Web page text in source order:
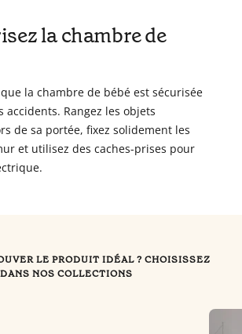
la chambre de
la chambre de bébé est sécurisée
accidents. Rangez les objets
de sa portée, fixez solidement les
et utilisez des caches-prises pour
LE PRODUIT IDÉAL ? CHOISISSEZ
DANS NOS COLLECTIONS